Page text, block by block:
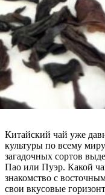
Китайский чай уже
культуры по всему
загадочных сортов
Пао или Пуэр. Какой
знакомство с
свои вкусовые